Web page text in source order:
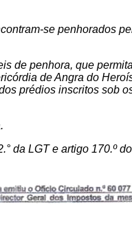
se penhorados
de penhora, que
de Angra do
prédios inscritos sob
da LGT e artigo 170.º